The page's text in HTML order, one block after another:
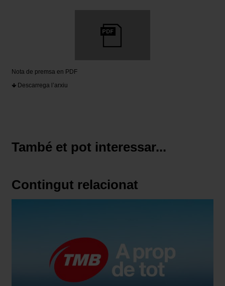
Nota de premsa en PDF
Descarrega l’arxiu
També et pot interessar...
Contingut relacionat